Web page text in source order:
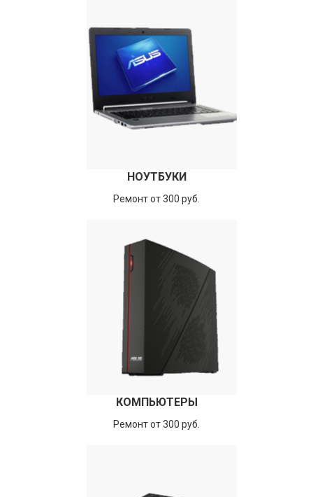
НОУТБУКИ
Ремонт от 300 руб.
КОМПЬЮТЕРЫ
Ремонт от 300 руб.